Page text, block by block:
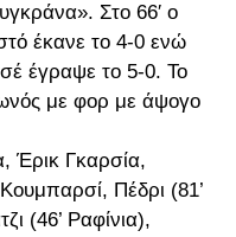
Στο 66′ ο
έκανε το 4-0 ενώ
έγραψε το 5-0. Το
με φορ με άψογο
Έρικ Γκαρσία,
Πέδρι (81’
(46’ Ραφίνια),